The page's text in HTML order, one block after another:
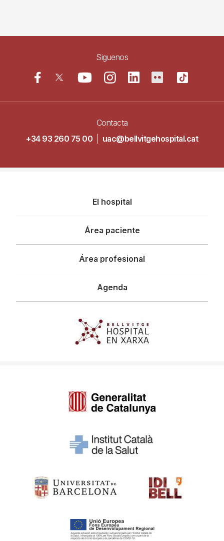
Siguenos
Contacta
+34 93 260 75 00
uac@bellvitgehospital.cat
principal
El hospital
Área paciente
Área profesional
Agenda